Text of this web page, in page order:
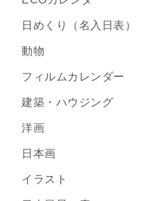
日めくり（名入日表）
動物
フィルムカレンダー
建築・ハウジング
洋画
日本画
イラスト